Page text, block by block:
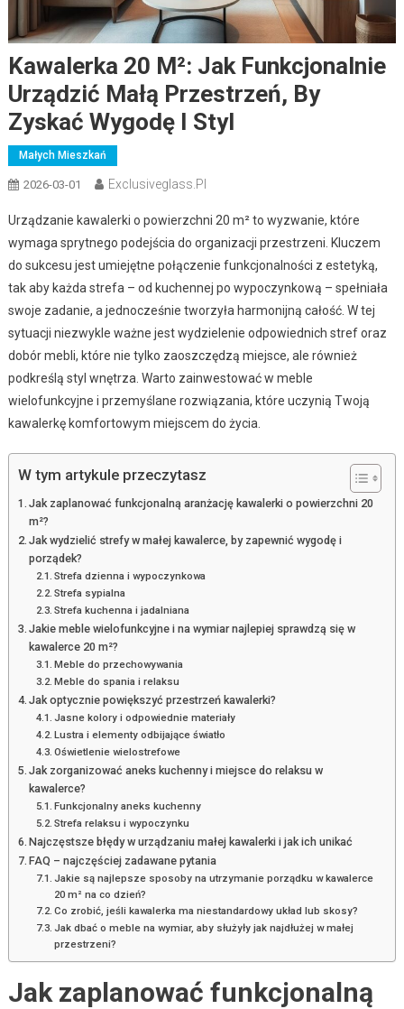
Kawalerka 20 M²: Jak Funkcjonalnie
Urządzić Małą Przestrzeń, By
Zyskać Wygodę I Styl
Małych Mieszkań
2026-03-01 Exclusiveglass.pl
Urządzanie kawalerki o powierzchni 20 m² to wyzwanie, które
wymaga sprytnego podejścia do organizacji przestrzeni. Kluczem
do sukcesu jest umiejętne połączenie funkcjonalności z estetyką,
tak aby każda strefa – od kuchennej po wypoczynkową – spełniała
swoje zadanie, a jednocześnie tworzyła harmonijną całość. W tej
sytuacji niezwykle ważne jest wydzielenie odpowiednich stref oraz
dobór mebli, które nie tylko zaoszczędzą miejsce, ale również
podkreślą styl wnętrza. Warto zainwestować w meble
wielofunkcyjne i przemyślane rozwiązania, które uczynią Twoją
kawalerkę komfortowym miejscem do życia.
W tym artykule przeczytasz
Jak zaplanować funkcjonalną aranżację kawalerki o powierzchni 20
m²?
Jak wydzielić strefy w małej kawalerce, by zapewnić wygodę i
porządek?
Strefa dzienna i wypoczynkowa
Strefa sypialna
Strefa kuchenna i jadalniana
Jakie meble wielofunkcyjne i na wymiar najlepiej sprawdzą się w
kawalerce 20 m²?
Meble do przechowywania
Meble do spania i relaksu
Jak optycznie powiększyć przestrzeń kawalerki?
Jasne kolory i odpowiednie materiały
Lustra i elementy odbijające światło
Oświetlenie wielostrefowe
Jak zorganizować aneks kuchenny i miejsce do relaksu w
kawalerce?
Funkcjonalny aneks kuchenny
Strefa relaksu i wypoczynku
Najczęstsze błędy w urządzaniu małej kawalerki i jak ich unikać
FAQ – najczęściej zadawane pytania
Jakie są najlepsze sposoby na utrzymanie porządku w kawalerce
20 m² na co dzień?
Co zrobić, jeśli kawalerka ma niestandardowy układ lub skosy?
Jak dbać o meble na wymiar, aby służyły jak najdłużej w małej
przestrzeni?
Jak zaplanować funkcjonalną